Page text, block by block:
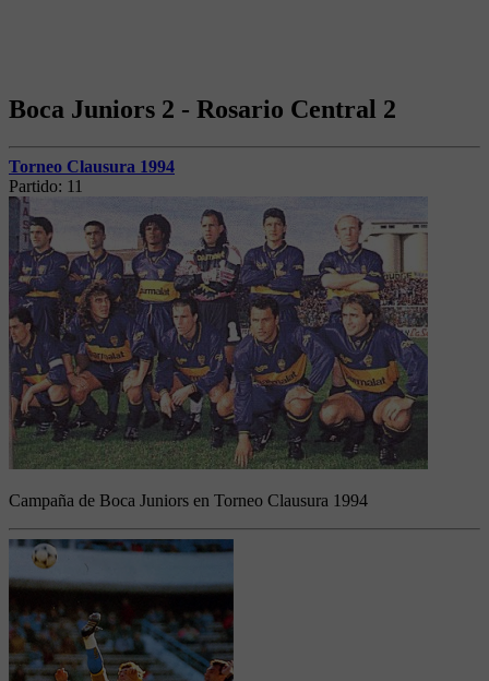
Boca Juniors 2 - Rosario Central 2
Torneo Clausura 1994
Partido: 11
Campaña de Boca Juniors en Torneo Clausura 1994